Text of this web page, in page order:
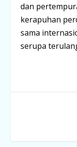
dan
kerapuhan
sama
serupa